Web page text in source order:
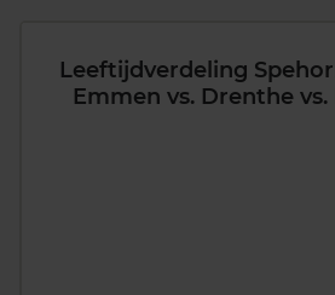
Leeftijdverdeling
Emmen vs. Drenthe